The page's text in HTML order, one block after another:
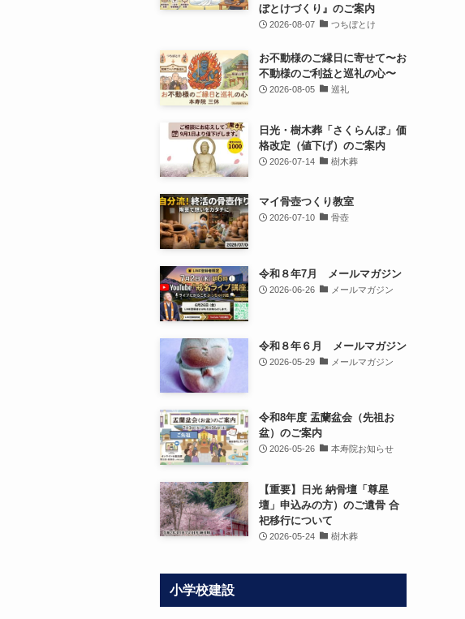
ぼとけづくり』のご案内
2026-08-07 つちぼとけ
お不動様のご縁日に寄せて〜お
不動様のご利益と巡礼の心〜
2026-08-05 巡礼
日光・樹木葬「さくらんぼ」価
格改定（値下げ）のご案内
2026-07-14 樹木葬
マイ骨壺つくり教室
2026-07-10 骨壺
令和８年7月 メールマガジン
2026-06-26 メールマガジン
令和８年６月 メールマガジン
2026-05-29 メールマガジン
令和8年度 盂蘭盆会（先祖お
盆）のご案内
2026-05-26 本寿院お知らせ
【重要】日光 納骨壇「尊星
壇」申込みの方）のご遺骨 合
祀移行について
2026-05-24 樹木葬
小学校建設